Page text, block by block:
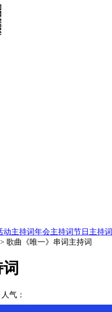
动主持词年会主持词节日主持词
> 歌曲《唯一》串词主持词
气：